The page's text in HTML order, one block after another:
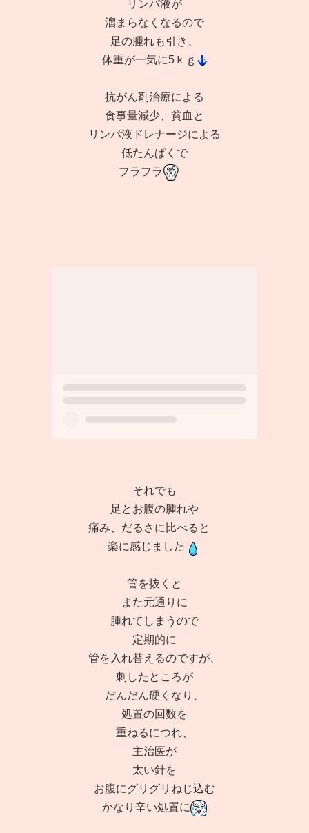
リンパ液が
溜まらなくなるので
足の腫れも引き、
体重が一気に5ｋｇ
抗がん剤治療による
食事量減少、貧血と
リンパ液ドレナージによる
低たんぱくで
フラフラ
それでも
足とお腹の腫れや
痛み、だるさに比べると
楽に感じました
管を抜くと
また元通りに
腫れてしまうので
定期的に
管を入れ替えるのですが、
刺したところが
だんだん硬くなり、
処置の回数を
重ねるにつれ、
主治医が
太い針を
お腹にグリグリねじ込む
かなり辛い処置に